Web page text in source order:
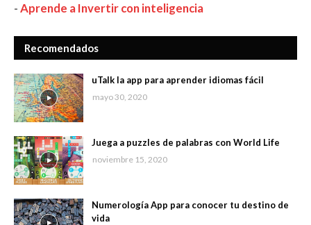
-Aprende a Invertir con inteligencia
Recomendados
uTalk la app para aprender idiomas fácil
mayo 30, 2020
Juega a puzzles de palabras con World Life
noviembre 15, 2020
Numerología App para conocer tu destino de
vida